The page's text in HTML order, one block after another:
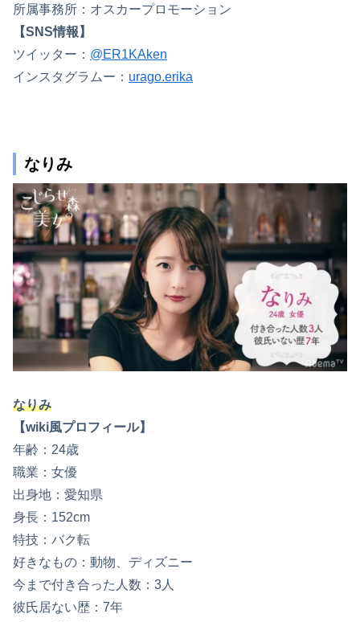
所属事務所：オスカープロモーション
【SNS情報】
ツイッター： @ER1KAken
インスタグラムー： urago.erika
なりみ
なりみ
【wiki風プロフィール】
年齢：24歳
職業：女優
出身地：愛知県
身長：152cm
特技：バク転
好きなもの：動物、ディズニー
今まで付き合った人数：3人
彼氏居ない歴：7年